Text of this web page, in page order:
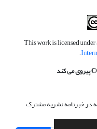
This work is licensed under
.
در خبرنامه نشریه مشترک